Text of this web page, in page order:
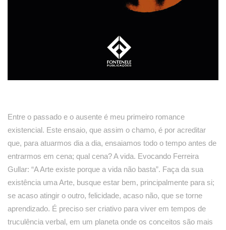
Entre o passado e o ausente é meu primeiro romance
existencial. Este ensaio, que assim o chamo, é por acreditar
que, para atuarmos dia a dia, ensaiamos todo o tempo antes de
entrarmos em cena; qual cena? A vida. Evocando Ferreira
Gullar: “A Arte existe porque a vida não basta”. Faça da sua
existência uma Arte, busque estar bem, principalmente para si;
se acaso atingir o outro, felicidade, acaso não, que se torne
aprendizado. É preciso ser criativo para viver em tempos de
truculência verbal, em um planeta onde os conceitos são mais